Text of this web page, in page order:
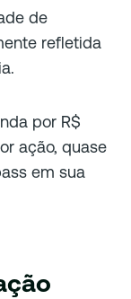
de
refletida
por R$
ação, quase
em sua